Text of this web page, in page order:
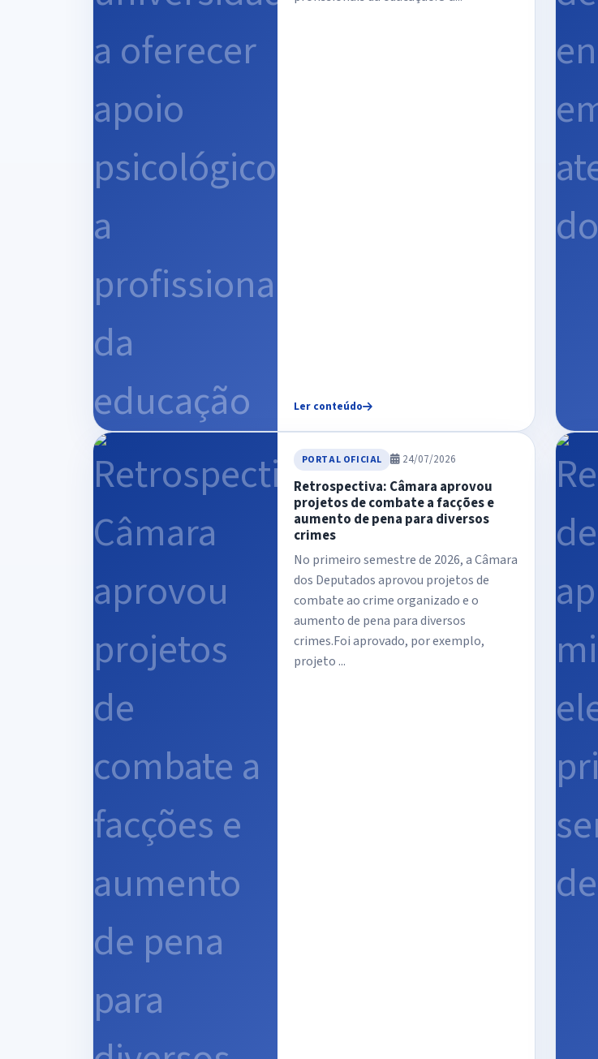
Ler conteúdo
PORTAL OFICIAL 24/07/2026
Retrospectiva: Câmara aprovou
projetos de combate a facções e
aumento de pena para diversos
crimes
No primeiro semestre de 2026, a Câmara
dos Deputados aprovou projetos de
combate ao crime organizado e o
aumento de pena para diversos
crimes.Foi aprovado, por exemplo,
projeto ...